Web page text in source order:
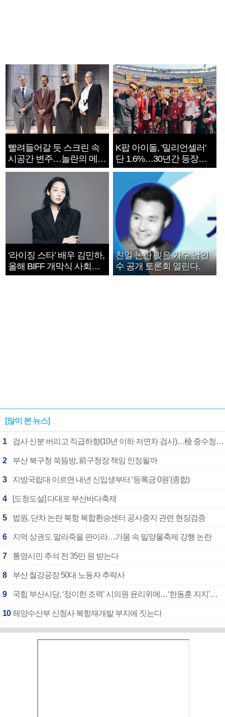
빨려들어갈 듯 스크린 속
시공간 변주…놀란의 메시
지는 ‘전쟁 속죄’
K팝 아이돌, '밀리언셀러'
단 1.6%…30년간 등장
1182개팀 전수조사
‘라이징 스타’ 배우 김민하,
올해 BIFF 개막식 사회자
확정
친일 논란 빚은 가수 남인
수 공개 토론회 열린다.
[많이 본 뉴스]
1 검사 신분 버리고 직급하향(10년 이하 저연차 검사)…檢 중수청행 기피
2 부산 북구청 쑥뜸방, 前구청장 책임 인정될까
3 지방국립대 이르면 내년 신입생부터 ‘등록금 0원’(종합)
4 [도청도설] 다대포 부산바다축제
5 법원, 단차 논란 북항 복합환승센터 공사중지 관련 현장검증
6 지역 상권도 말라죽을 판이라…가뭄 속 밀양물축제 강행 논란
7 통영시민 추석 전 35만 원 받는다
8 부산 철강공장 50대 노동자 추락사
9 국힘 부산시당, ‘정이한 조력’ 시의원 윤리위에…‘한동훈 지지’도 신고접수
10 해양수산부 신청사 북항재개발 부지에 짓는다